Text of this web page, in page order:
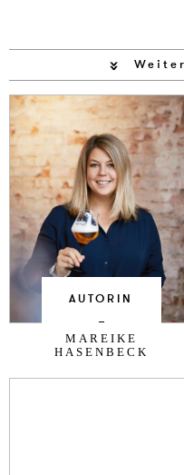
AUTORIN
MAREIKE
HASENBECK